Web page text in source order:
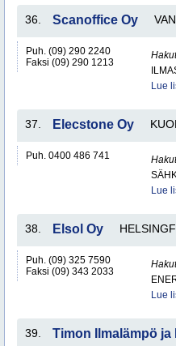
36. Scanoffice Oy
Puh. (09) 290 2240
Faksi (09) 290 1213
Lue
37. Elecstone Oy
Puh. 0400 486 741
Lue
38. Elsol Oy
Puh. (09) 325 7590
Faksi (09) 343 2033
Lue
39. Timon Ilmalämpö ja